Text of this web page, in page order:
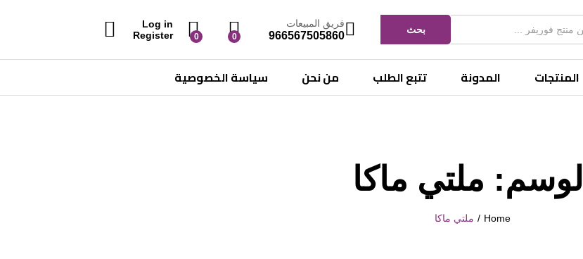
بحث
فريق المبيعات
966567505860
0
0
Log in
Register
المنتجات المدونة تتبع الطلب من نحن سياسة الخصوصية
الوسم: ملتي ماكا
Home
/ ملتي ماكا